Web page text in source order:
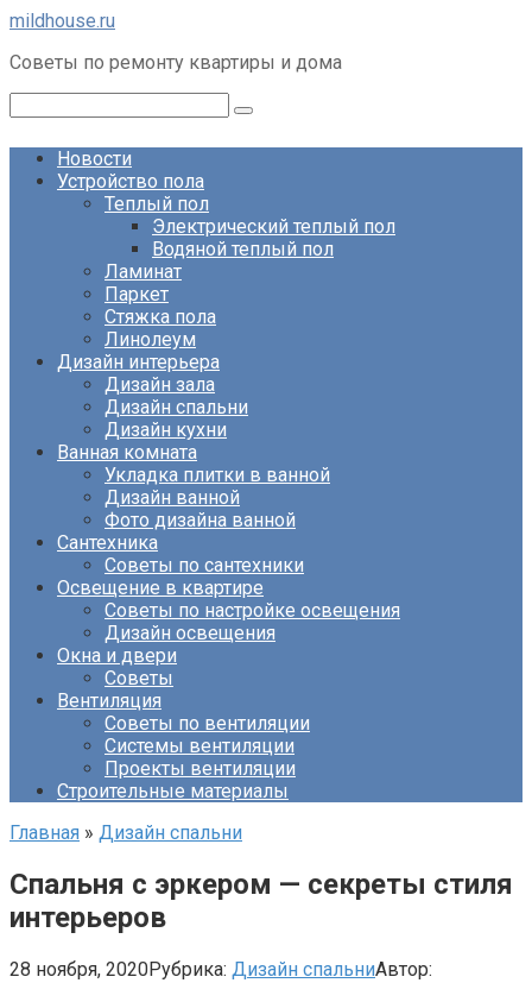
Перейти
контенту
mildhouse.ru
Советы по ремонту квартиры и дома
Новости
Устройство пола
Теплый пол
Электрический теплый пол
Водяной теплый пол
Ламинат
Паркет
Стяжка пола
Линолеум
Дизайн интерьера
Дизайн зала
Дизайн спальни
Дизайн кухни
Ванная комната
Укладка плитки в ванной
Дизайн ванной
Фото дизайна ванной
Сантехника
Советы по сантехники
Освещение в квартире
Советы по настройке освещения
Дизайн освещения
Окна и двери
Советы
Вентиляция
Советы по вентиляции
Системы вентиляции
Проекты вентиляции
Строительные материалы
Главная » Дизайн спальни
Спальня с эркером — секреты стиля
интерьеров
28 ноября, 2020Рубрика: Дизайн спальниАвтор: